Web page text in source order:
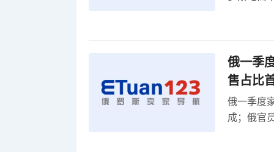
俄一季
售占比
俄一季度
成；俄官